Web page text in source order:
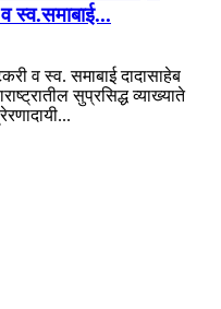
स्व.समाबाई...
व स्व. समाबाई दादासाहेब
सुप्रसिद्ध व्याख्याते